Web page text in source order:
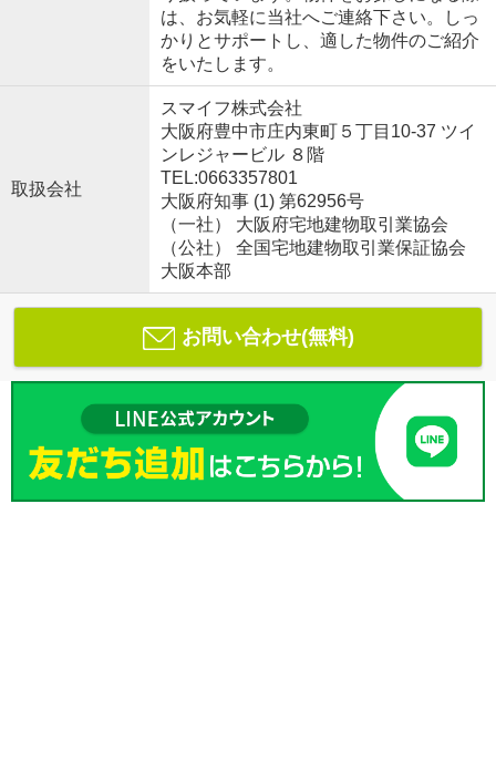
は、お気軽に当社へご連絡下さい。しっ
かりとサポートし、適した物件のご紹介
をいたします。
取扱会社
スマイフ株式会社
大阪府豊中市庄内東町５丁目10-37 ツイ
ンレジャービル ８階
TEL:0663357801
大阪府知事 (1) 第62956号
（一社） 大阪府宅地建物取引業協会
（公社） 全国宅地建物取引業保証協会
大阪本部
お問い合わせ(無料)